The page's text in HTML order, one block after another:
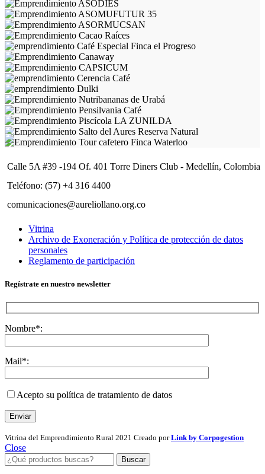
Calle 5A #39 -194 Of. 401 Torre Diners Club - Medellín, Colombia
Teléfono: (57) +4 316 4400
comunicaciones@aureliollano.org.co
Vitrina
Archivo de Exoneración y Política de protección de datos
personales
Reglamento de participación
Regístrate en nuestro newsletter
Nombre*:
Mail*:
Acepto su política de tratamiento de datos
Vitrina del Emprendimiento Rural 2021 Creado porLink by Corpogestion
Close
Buscar